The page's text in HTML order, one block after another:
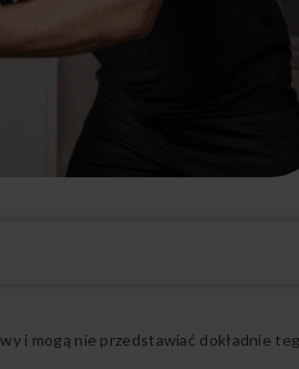
i mogą nie przedstawiać dokładnie